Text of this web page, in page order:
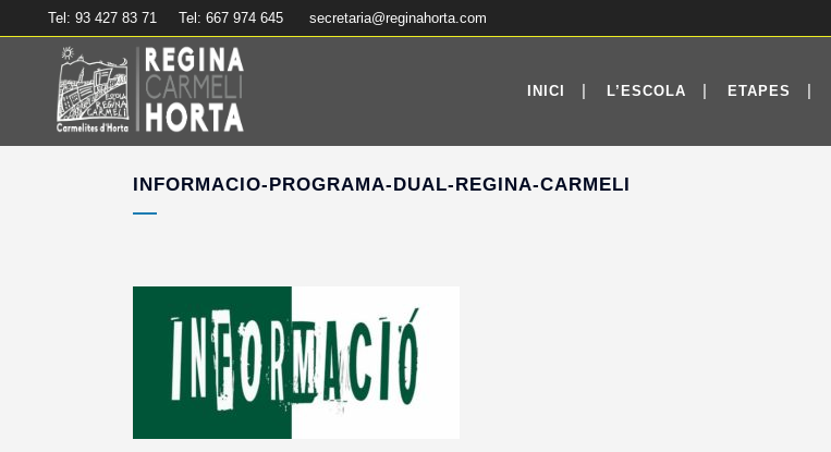
Tel: 93 427 83 71 Tel: 667 974 645 secretaria@reginahorta.com
INICI L’ESCOLA ETAPES
INFORMACIO-PROGRAMA-DUAL-REGINA-CARMELI